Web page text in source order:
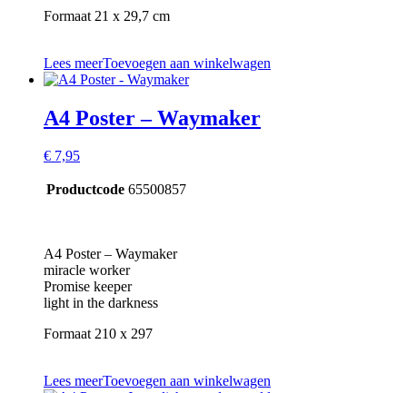
Formaat 21 x 29,7 cm
Lees meerToevoegen aan winkelwagen
A4 Poster – Waymaker
€ 7,95
Productcode 65500857
A4 Poster – Waymaker
miracle worker
Promise keeper
light in the darkness
Formaat 210 x 297
Lees meerToevoegen aan winkelwagen